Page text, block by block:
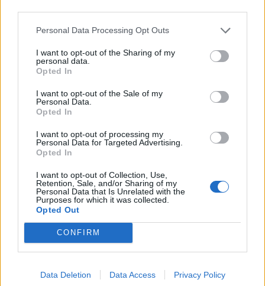
Personal Data Processing Opt Outs
I want to opt-out of the Sharing of my
personal data.
Opted In
I want to opt-out of the Sale of my
Personal Data.
Opted In
I want to opt-out of processing my
Personal Data for Targeted Advertising.
Opted In
I want to opt-out of Collection, Use,
Retention, Sale, and/or Sharing of my
Personal Data that Is Unrelated with the
Purposes for which it was collected.
Opted Out
CONFIRM
Data Deletion Data Access Privacy Policy
Fredrik längtar efter fler svenska saisons
Fredrik Ek på Brekeriet gillar det Vilda och vill se fler svenska
saisons. Det och mer berättar han om i vår enkätserie.
Anders hade hoppats på gårdsförsäljning
Anders Thelenius på Jämtlands Bryggeri är besviken på att det inte
blir någon gårdsförsäljning för hans bryggeri. Det och mer